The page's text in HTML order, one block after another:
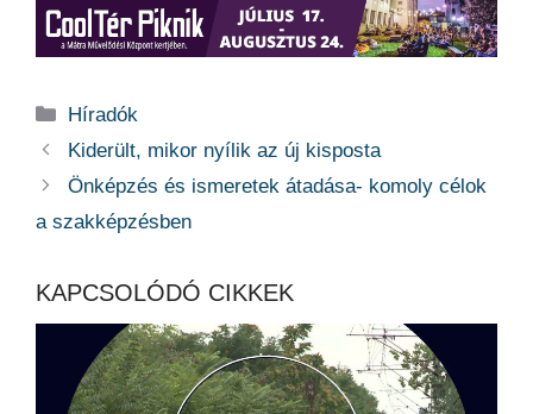
Kategória
Híradók
Kiderült, mikor nyílik az új kisposta
Önképzés és ismeretek átadása- komoly célok
a szakképzésben
KAPCSOLÓDÓ CIKKEK